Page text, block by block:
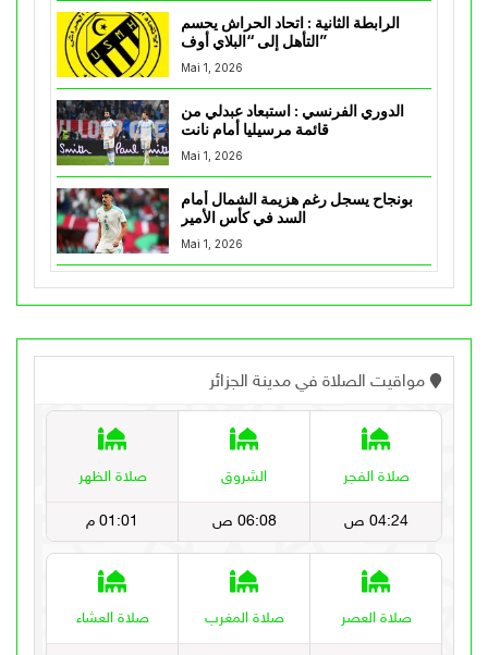
الرابطة الثانية : اتحاد الحراش يحسم
التأهل إلى “البلاي أوف”
Mai 1, 2026
الدوري الفرنسي : استبعاد عبدلي من
قائمة مرسيليا أمام نانت
Mai 1, 2026
بونجاح يسجل رغم هزيمة الشمال أمام
السد في كأس الأمير
Mai 1, 2026